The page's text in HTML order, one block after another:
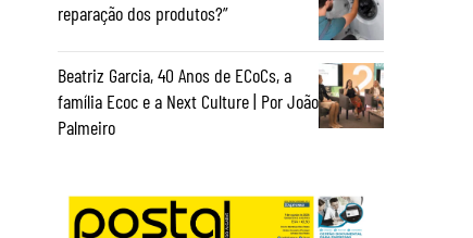
reparação dos produtos?”
Beatriz Garcia, 40 Anos de ECoCs, a
família Ecoc e a Next Culture | Por João
Palmeiro